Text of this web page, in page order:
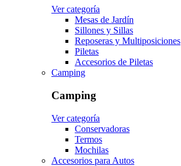
Ver categoría
Mesas de Jardín
Sillones y Sillas
Reposeras y Multiposiciones
Piletas
Accesorios de Piletas
Camping
Camping
Ver categoría
Conservadoras
Termos
Mochilas
Accesorios para Autos